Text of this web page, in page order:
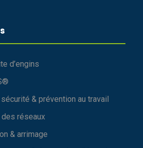
d’engins
& prévention au travail
réseaux
& arrimage